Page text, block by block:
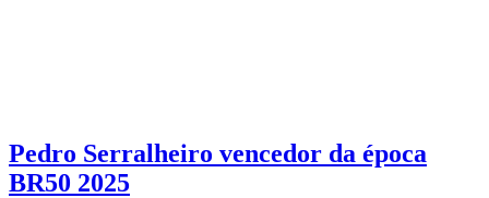
Pedro Serralheiro vencedor da época
BR50 2025